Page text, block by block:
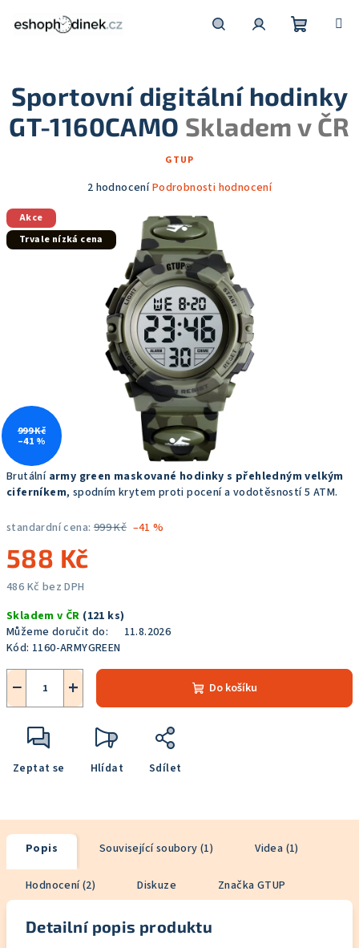
košík
Brutálníarmy green maskované hodinky s přehledným velkým
ciferníkem, spodním krytem proti pocení a vodotěsností 5 ATM.
standardní cena: 999 Kč –41 %
588 Kč
486 Kč bez DPH
cena:
Skladem v ČR (121 ks)
Můžeme doručit do:
11.8.2026
Kód: 1160-ARMYGREEN
+
− Do košíku
Zeptat se Hlídat Sdílet
Sportovní digitální hodinky
GT-1160CAMO Skladem v ČR
GTUP
Průměrné
je
5,0
hvězdiček.
2 hodnoceníPodrobnosti hodnocení
Akce
Trvale nízká cena
999 Kč
–41 %
Popis Související soubory (1) Videa (1)
Hodnocení (2) Diskuze Značka GTUP
Detailní popis produktu